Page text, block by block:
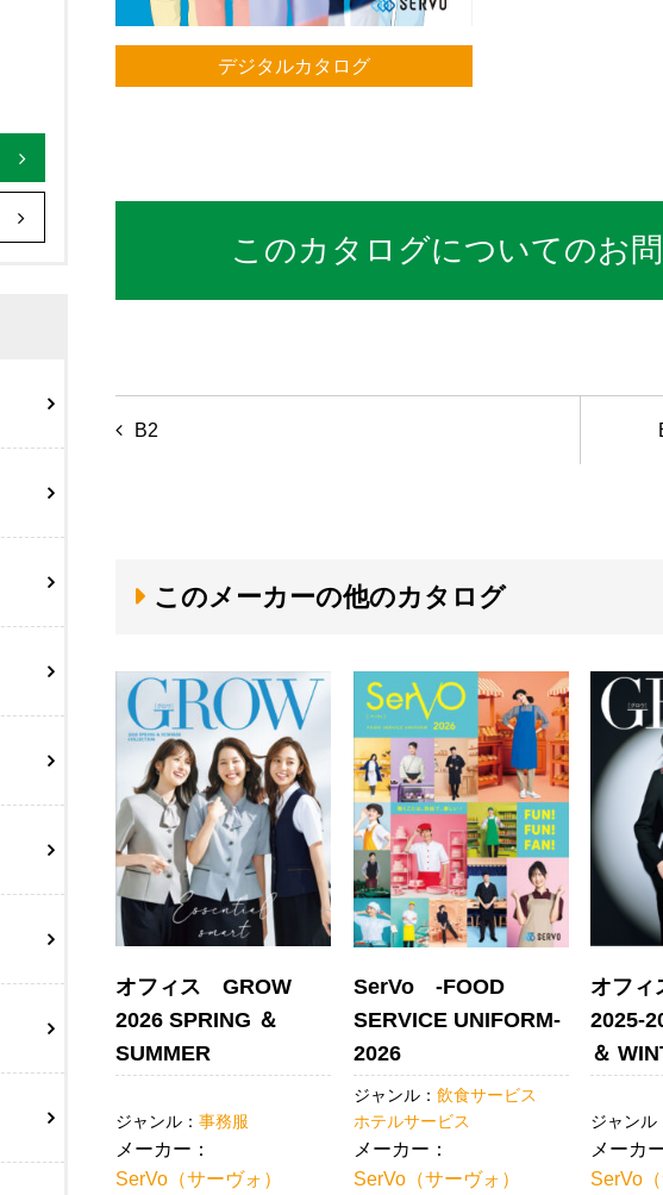
デジタルカタログ
このカタログについてのお
投
ゲ
シ
ョ
ン
B2
このメーカーの他のカタログ
オフィス GROW
2026 SPRING ＆
SUMMER
ジャンル： 事務服
メーカー：
SerVo（サーヴォ）
SerVo -FOOD
SERVICE UNIFORM-
2026
ジャンル： 飲食サービス
ホテルサービス
メーカー：
SerVo（サーヴォ）
オフ
2025-
＆
ジャンル
メーカ
SerVo